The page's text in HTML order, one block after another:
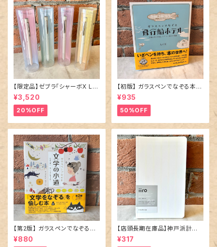
【限定品】ゼブラ「シャーボX LT
3 限定ニュアンスカラー」多機能
ペン／全4種
¥3,520
20%OFF
【初版】 ガラスペンでなぞる本 「
¥935
50%OFF
【第2版】 ガラスペンでなぞる本
¥880
【店頭長期在庫品】神戸派計画
「iiro（イーロ）25 stripe ｜スノ
ー・ホワイト」／7mm罫線ノート
¥317